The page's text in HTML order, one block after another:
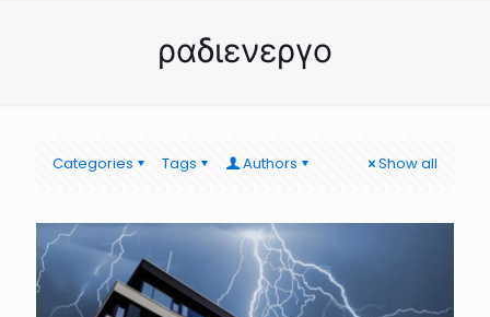
ραδιενεργο
Categories Tags Authors Show all